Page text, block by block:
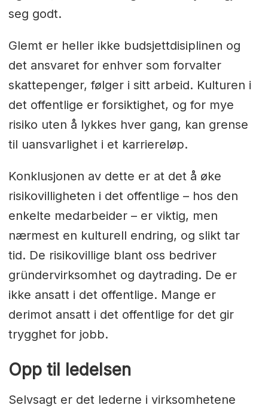
seg godt.
Glemt er heller ikke budsjettdisiplinen og
det ansvaret for enhver som forvalter
skattepenger, følger i sitt arbeid. Kulturen i
det offentlige er forsiktighet, og for mye
risiko uten å lykkes hver gang, kan grense
til uansvarlighet i et karriereløp.
Konklusjonen av dette er at det å øke
risikovilligheten i det offentlige – hos den
enkelte medarbeider – er viktig, men
nærmest en kulturell endring, og slikt tar
tid. De risikovillige blant oss bedriver
gründervirksomhet og daytrading. De er
ikke ansatt i det offentlige. Mange er
derimot ansatt i det offentlige for det gir
trygghet for jobb.
Opp til ledelsen
Selvsagt er det lederne i virksomhetene